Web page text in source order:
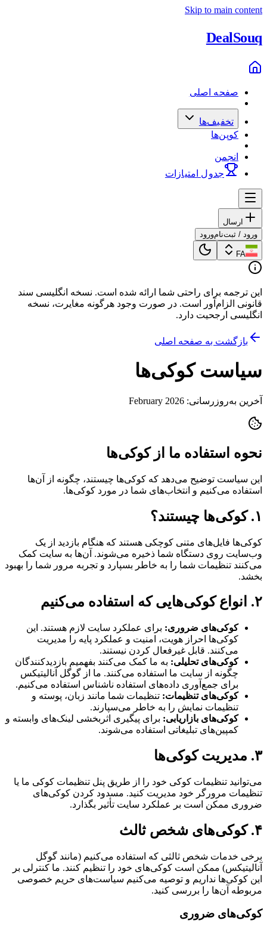
Skip to main content
DealSouq
صفحه اصلی
تخفیف‌ها
کوپن‌ها
انجمن
جدول امتیازات
ارسال
ورود / ثبت‌نامورود
FA
این ترجمه برای راحتی شما ارائه شده است. نسخه انگلیسی سند
قانونی الزام‌آور است. در صورت وجود هرگونه مغایرت، نسخه
انگلیسی ارجحیت دارد.
بازگشت به صفحه اصلی
سیاست کوکی‌ها
آخرین به‌روزرسانی: February 2026
نحوه استفاده ما از کوکی‌ها
این سیاست توضیح می‌دهد که کوکی‌ها چیستند، چگونه از آن‌ها
استفاده می‌کنیم و انتخاب‌های شما در مورد کوکی‌ها.
۱. کوکی‌ها چیستند؟
کوکی‌ها فایل‌های متنی کوچکی هستند که هنگام بازدید از یک
وب‌سایت روی دستگاه شما ذخیره می‌شوند. آن‌ها به سایت کمک
می‌کنند تنظیمات شما را به خاطر بسپارد و تجربه مرور شما را بهبود
بخشد.
۲. انواع کوکی‌هایی که استفاده می‌کنیم
کوکی‌های ضروری: برای عملکرد سایت لازم هستند. این
کوکی‌ها احراز هویت، امنیت و عملکرد پایه را مدیریت
می‌کنند. قابل غیرفعال کردن نیستند.
کوکی‌های تحلیلی: به ما کمک می‌کنند بفهمیم بازدیدکنندگان
چگونه از سایت ما استفاده می‌کنند. ما از گوگل آنالیتیکس
برای جمع‌آوری داده‌های استفاده ناشناس استفاده می‌کنیم.
کوکی‌های تنظیمات: تنظیمات شما مانند زبان، پوسته و
تنظیمات نمایش را به خاطر می‌سپارند.
کوکی‌های بازاریابی: برای پیگیری اثربخشی لینک‌های وابسته و
کمپین‌های تبلیغاتی استفاده می‌شوند.
۳. مدیریت کوکی‌ها
می‌توانید تنظیمات کوکی خود را از طریق پنل تنظیمات کوکی ما یا
تنظیمات مرورگر خود مدیریت کنید. مسدود کردن کوکی‌های
ضروری ممکن است بر عملکرد سایت تأثیر بگذارد.
۴. کوکی‌های شخص ثالث
برخی خدمات شخص ثالثی که استفاده می‌کنیم (مانند گوگل
آنالیتیکس) ممکن است کوکی‌های خود را تنظیم کنند. ما کنترلی بر
این کوکی‌ها نداریم و توصیه می‌کنیم سیاست‌های حریم خصوصی
مربوطه آن‌ها را بررسی کنید.
کوکی‌های ضروری